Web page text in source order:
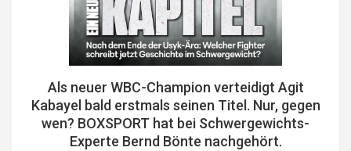
Als neuer WBC-Champion verteidigt Agit
Kabayel bald erstmals seinen Titel. Nur, gegen
wen? BOXSPORT hat bei Schwergewichts-
Experte Bernd Bönte nachgehört.